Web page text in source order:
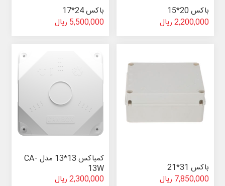
باکس 20*15
2,200,000 ریال
باکس 24*17
5,500,000 ریال
باکس 31*21
7,850,000 ریال
کمباکس 13*13 مدل CA-
13W
2,300,000 ریال